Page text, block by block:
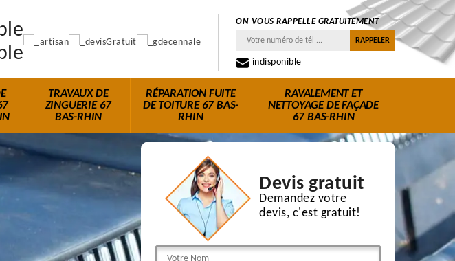
ON VOUS RAPPELLE GRATUITEMENT
indisponible
TRAVAUX DE
ZINGUERIE 67
BAS-RHIN
RÉPARATION FUITE
DE TOITURE 67 BAS-
RHIN
RAVALEMENT ET
NETTOYAGE DE FAÇADE
67 BAS-RHIN
Devis gratuit
Demandez votre
devis, c'est gratuit!